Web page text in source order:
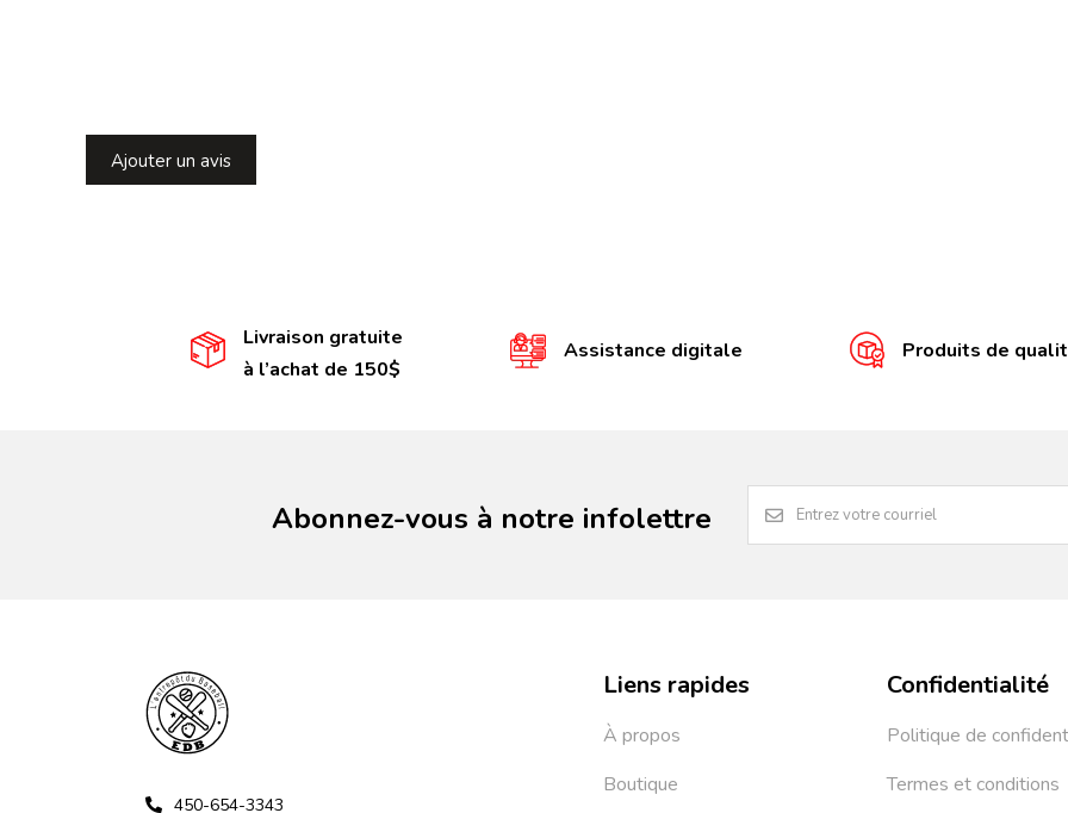
Ajouter un avis
Livraison gratuite
à l’achat de 150$
Assistance digitale Produits de
Abonnez-vous à notre infolettre
450-654-3343
Liens rapides
À propos
Boutique
Confidentialité
Politique de
Termes et conditions